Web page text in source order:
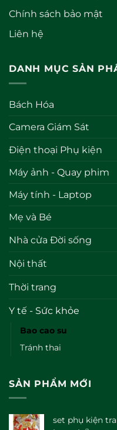
Chính sách bảo mật
Liên hệ
DANH MỤC SẢN
Bách Hóa
Camera Giám Sát
Điện thoại Phụ kiện
Máy ảnh - Quay phim
Máy tính - Laptop
Mẹ và Bé
Nhà cửa Đời sống
Nội thất
Thời trang
Y tế - Sức khỏe
Bao cao su
Tránh thai
SẢN PHẨM MỚI
set phụ kiện